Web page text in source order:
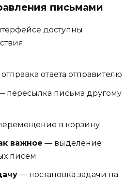
письмами
доступны
ответа отправителю
пересылка письма другому
в корзину
важное — выделение
писем
— постановка задачи на